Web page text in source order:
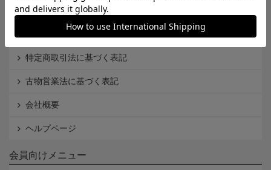
個人情報保護方針
特定商取引法に基づく表記
古物営業法に基づく表記
会社概要
ヘルプページ
会員向けメニュー